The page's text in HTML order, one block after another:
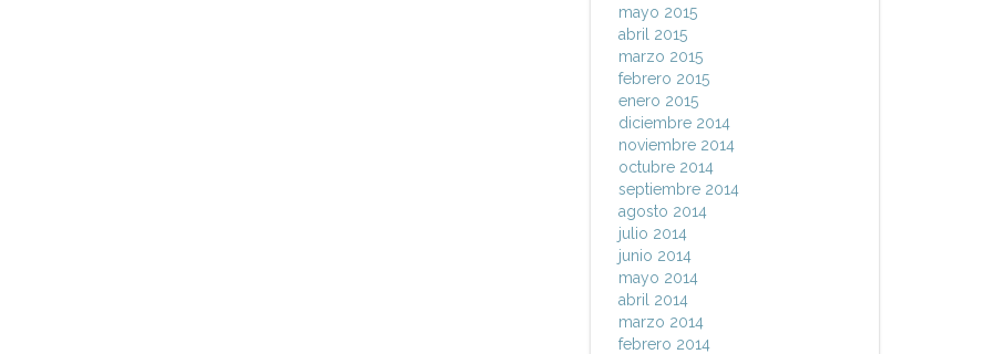
mayo 2015
abril 2015
marzo 2015
febrero 2015
enero 2015
diciembre 2014
noviembre 2014
octubre 2014
septiembre 2014
agosto 2014
julio 2014
junio 2014
mayo 2014
abril 2014
marzo 2014
febrero 2014